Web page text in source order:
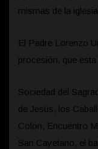
mismas de la
El Padre Lorenzo
procesión, que
Sociedad del
de Jesús, los
Colon, Encuentro
San Cayetano, el